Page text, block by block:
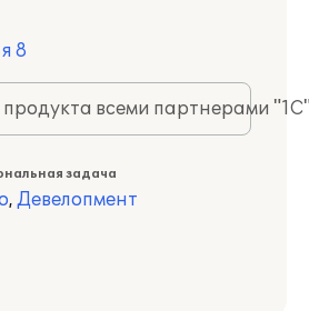
8
всеми партнерами
задача
, Девелопмент